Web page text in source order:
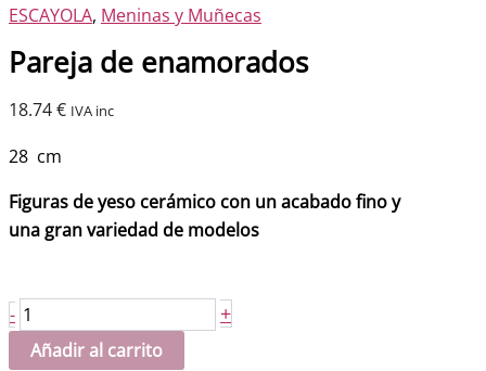
ESCAYOLA, Meninas y Muñecas
Pareja de enamorados
18.74€ IVA inc
28 cm
Figuras de yeso cerámico con un acabado fino y
una gran variedad de modelos
- Pareja
de
+
Añadir al carrito